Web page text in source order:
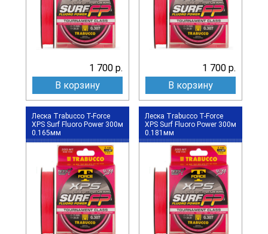
1 700 р.
В корзину
1 700 р.
В корзину
Леска Trabucco T-Force
XPS Surf Fluoro Power 300м
0.165мм
Леска Trabucco T-Force
XPS Surf Fluoro Power 300м
0.181мм